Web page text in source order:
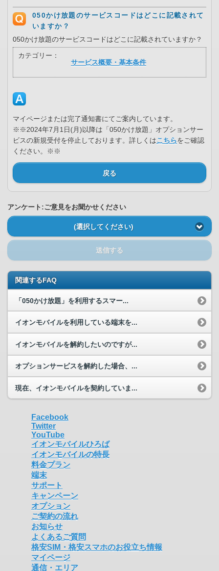
050かけ放題のサービスコードはどこに記載されて
いますか？
050かけ放題のサービスコードはどこに記載されていますか？
カテゴリー：
サービス概要・基本条件
マイページまたは完了通知書にてご案内しています。
※※2024年7月1日(月)以降は「050かけ放題」オプションサー
ビスの新規受付を停止しております。詳しくはこちらをご確認
ください。※※
戻る
アンケート:ご意見をお聞かせください
(選択してください)
送信する
関連するFAQ
「050かけ放題」を利用するスマー...
イオンモバイルを利用している端末を...
イオンモバイルを解約したいのですが...
オプションサービスを解約した場合、...
現在、イオンモバイルを契約していま...
Facebook
Twitter
YouTube
イオンモバイルひろば
イオンモバイルの特長
料金プラン
端末
サポート
キャンペーン
オプション
ご契約の流れ
お知らせ
よくあるご質問
格安SIM・格安スマホのお役立ち情報
マイページ
通信・エリア